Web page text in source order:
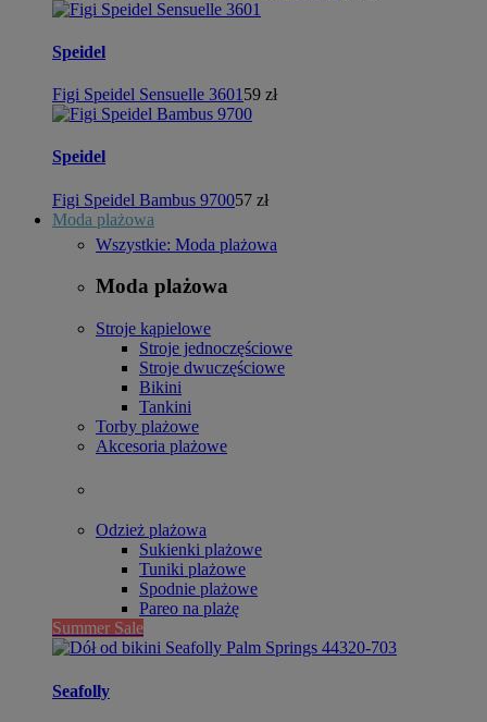
Speidel
Figi Speidel Sensuelle 3601 59 zł
Speidel
Figi Speidel Bambus 970057 zł
Moda plażowa
Wszystkie: Moda plażowa
Moda plażowa
Stroje kąpielowe
Stroje jednoczęściowe
Stroje dwuczęściowe
Bikini
Tankini
Torby plażowe
Akcesoria plażowe
Odzież plażowa
Sukienki plażowe
Tuniki plażowe
Spodnie plażowe
Pareo na plażę
Summer Sale
Seafolly